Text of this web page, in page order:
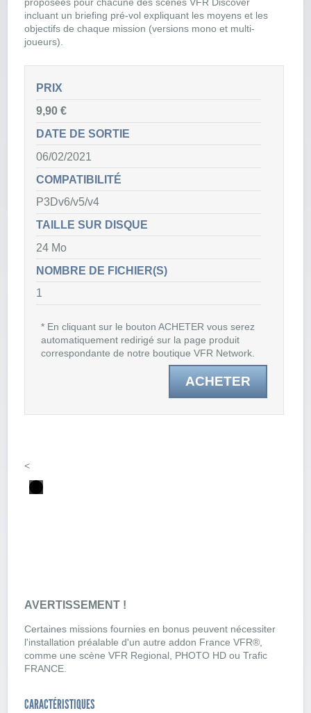
incluant un briefing pré-vol expliquant les moyens et les
objectifs de chaque mission (versions mono et multi-
joueurs).
PRIX
9,90 €
DATE DE SORTIE
06/02/2021
COMPATIBILITÉ
P3Dv6/v5/v4
TAILLE SUR DISQUE
24 Mo
NOMBRE DE FICHIER(S)
1
ACHETER
* En cliquant sur le bouton ACHETER vous serez
automatiquement redirigé sur la page produit
correspondante de notre boutique VFR Network.
<
AVERTISSEMENT !
Certaines missions fournies en bonus peuvent nécessiter
l'installation préalable d'un autre addon France VFR®,
comme une scène VFR Regional, PHOTO HD ou Trafic
FRANCE.
CARACTÉRISTIQUES